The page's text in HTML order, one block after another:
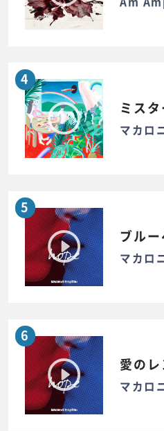
4
ミスタ
マカロ
5
ブルー
マカロ
6
愛のレ
マカロ